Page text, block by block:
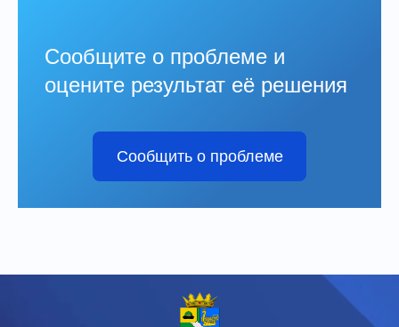
Сообщите о проблеме и
оцените результат её решения
Сообщить о проблеме